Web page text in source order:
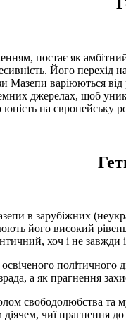
постає як
Його перехід
Мазепи варіюються
джерелах, щоб
на європейську
в зарубіжних
його високий
хоч і не завжди
а як прагнення
свободолюбства та
чиї прагнення